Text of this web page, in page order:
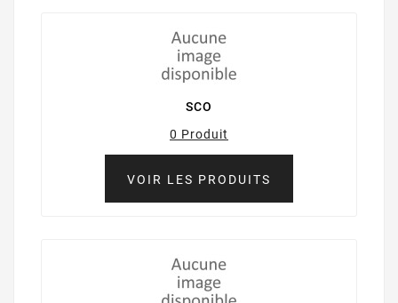
SCO
0 Produit
VOIR LES PRODUITS